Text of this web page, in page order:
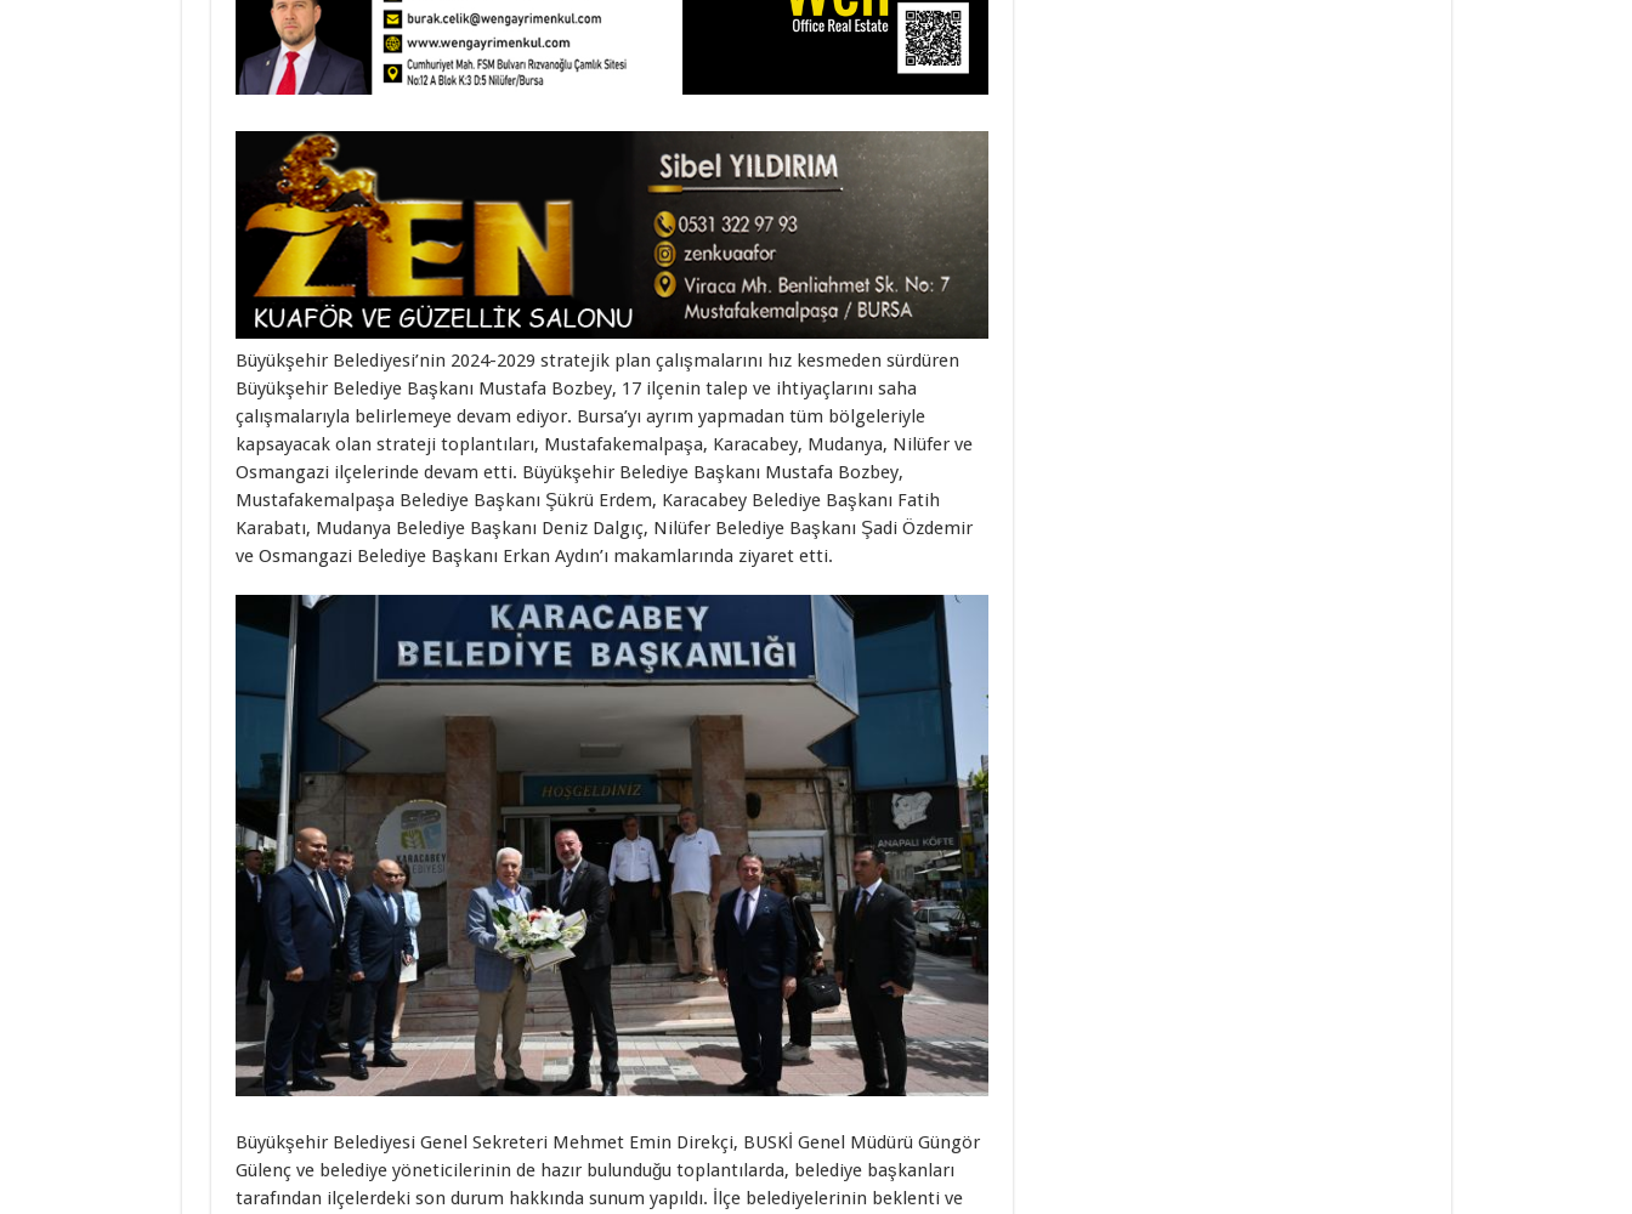
Büyükşehir Belediyesi’nin 2024-2029 stratejik plan çalışmalarını hız kesmeden sürdüren
Büyükşehir Belediye Başkanı Mustafa Bozbey, 17 ilçenin talep ve ihtiyaçlarını saha
çalışmalarıyla belirlemeye devam ediyor. Bursa’yı ayrım yapmadan tüm bölgeleriyle
kapsayacak olan strateji toplantıları, Mustafakemalpaşa, Karacabey, Mudanya, Nilüfer ve
Osmangazi ilçelerinde devam etti. Büyükşehir Belediye Başkanı Mustafa Bozbey,
Mustafakemalpaşa Belediye Başkanı Şükrü Erdem, Karacabey Belediye Başkanı Fatih
Karabatı, Mudanya Belediye Başkanı Deniz Dalgıç, Nilüfer Belediye Başkanı Şadi Özdemir
ve Osmangazi Belediye Başkanı Erkan Aydın’ı makamlarında ziyaret etti.
Büyükşehir Belediyesi Genel Sekreteri Mehmet Emin Direkçi, BUSKİ Genel Müdürü Güngör
Gülenç ve belediye yöneticilerinin de hazır bulunduğu toplantılarda, belediye başkanları
tarafından ilçelerdeki son durum hakkında sunum yapıldı. İlçe belediyelerinin beklenti ve